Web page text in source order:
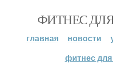
ФИТНЕС
главная новости
фитнес